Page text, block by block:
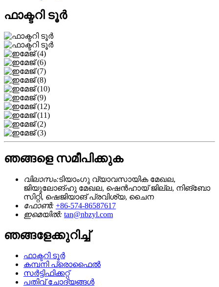
ഫാക്ടറി ടൂർ
ഞങ്ങളെ സമീപിക്കുക
വിലാസം:ടിയാംഗു വ്യാവസായിക മേഖല,
ജിയുലോങ്‌ഹു മേഖല, ഷെൻഹായ് ജില്ല, നിങ്ബോ
സിറ്റി, ഷെജിയാങ് പ്രവിശ്യ, ചൈന
ഫോൺ: +86-574-86587617
ഇമെയിൽ: tan@nbzyl.com
ഞങ്ങളേക്കുറിച്ച്
ഫാക്ടറി ടൂർ
കമ്പനി പ്രൊഫൈൽ
സർട്ടിഫിക്കറ്റ്
പതിവ് ചോദ്യങ്ങൾ